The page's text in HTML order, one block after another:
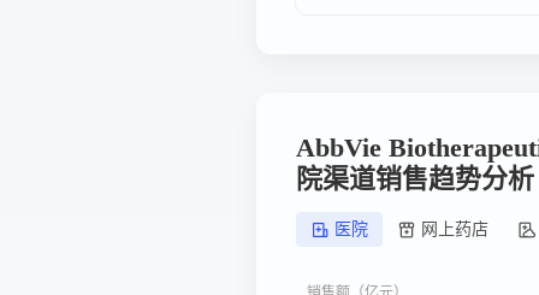
AbbVie
院渠道销售趋势分析
医院 网上药店